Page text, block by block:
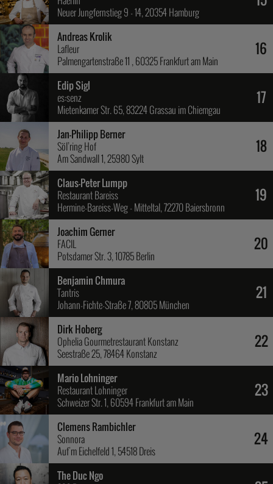
Neuer Jungfernstieg 9 - 14, 20354 Hamburg
16
Andreas Krolik
Lafleur
Palmengartenstraße 11 , 60325 Frankfurt am Main
17
Edip Sigl
es:senz
Mietenkamer Str. 65, 83224 Grassau im Chiemgau
18
Jan-Philipp Berner
Söl’ring Hof
Am Sandwall 1, 25980 Sylt
19
Claus-Peter Lumpp
Restaurant Bareiss
Hermine-Bareiss-Weg - Mitteltal, 72270 Baiersbronn
20
Joachim Gerner
FACIL
Potsdamer Str. 3, 10785 Berlin
21
Benjamin Chmura
Tantris
Johann-Fichte-Straße 7, 80805 München
22
Dirk Hoberg
Ophelia Gourmetrestaurant Konstanz
Seestraße 25, 78464 Konstanz
23
Mario Lohninger
Restaurant Lohninger
Schweizer Str. 1, 60594 Frankfurt am Main
24
Clemens Rambichler
Sonnora
Auf'm Eichelfeld 1, 54518 Dreis
The Duc Ngo